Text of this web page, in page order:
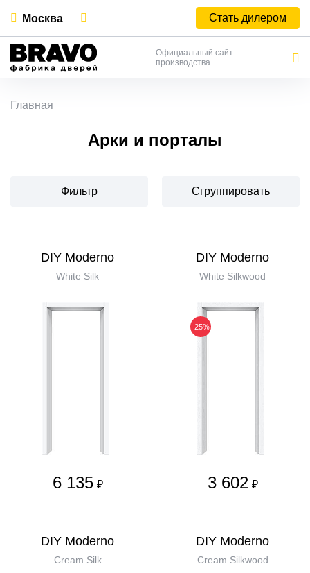
Москва Стать дилером
Официальный сайт
производства
Главная
Арки и порталы
Фильтр Сгруппировать
DIY Moderno
White Silk
6 135 ₽
DIY Moderno
White Silkwood
-25%
3 602 ₽
DIY Moderno
Cream Silk
DIY Moderno
Cream Silkwood